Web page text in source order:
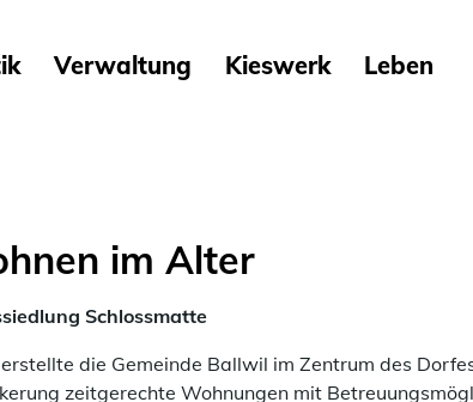
Verwaltung Kieswerk Leben
im Alter
Schlossmatte
die Gemeinde Ballwil im Zentrum des
zeitgerechte Wohnungen mit